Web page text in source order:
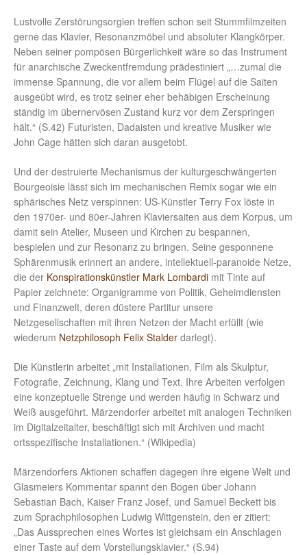
Lustvolle Zerstörungsorgien treffen schon seit Stummfilmzeiten
gerne das Klavier, Resonanzmöbel und absoluter Klangkörper.
Neben seiner pompösen Bürgerlichkeit wäre so das Instrument
für anarchische Zweckentfremdung prädestiniert „…zumal die
immense Spannung, die vor allem beim Flügel auf die Saiten
ausgeübt wird, es trotz seiner eher behäbigen Erscheinung
ständig im übernervösen Zustand kurz vor dem Zerspringen
hält.“ (S.42) Futuristen, Dadaisten und kreative Musiker wie
John Cage hätten sich daran ausgetobt.
Und der destruierte Mechanismus der kulturgeschwängerten
Bourgeoisie lässt sich im mechanischen Remix sogar wie ein
sphärisches Netz verspinnen: US-Künstler Terry Fox löste in
den 1970er- und 80er-Jahren Klaviersaiten aus dem Korpus, um
damit sein Atelier, Museen und Kirchen zu bespannen,
bespielen und zur Resonanz zu bringen. Seine gesponnene
Sphärenmusik erinnert an andere, intellektuell-paranoide Netze,
die der Konspirationskünstler Mark Lombardi mit Tinte auf
Papier zeichnete: Organigramme von Politik, Geheimdiensten
und Finanzwelt, deren düstere Partitur unsere
Netzgesellschaften mit ihren Netzen der Macht erfüllt (wie
wiederum Netzphilosoph Felix Stalder darlegt).
Die Künstlerin arbeitet „mit Installationen, Film als Skulptur,
Fotografie, Zeichnung, Klang und Text. Ihre Arbeiten verfolgen
eine konzeptuelle Strenge und werden häufig in Schwarz und
Weiß ausgeführt. Märzendorfer arbeitet mit analogen Techniken
im Digitalzeitalter, beschäftigt sich mit Archiven und macht
ortsspezifische Installationen.“ (Wikipedia)
Märzendorfers Aktionen schaffen dagegen ihre eigene Welt und
Glasmeiers Kommentar spannt den Bogen über Johann
Sebastian Bach, Kaiser Franz Josef, und Samuel Beckett bis
zum Sprachphilosophen Ludwig Wittgenstein, den er zitiert:
„Das Aussprechen eines Wortes ist gleichsam ein Anschlagen
einer Taste auf dem Vorstellungsklavier.“ (S.94)